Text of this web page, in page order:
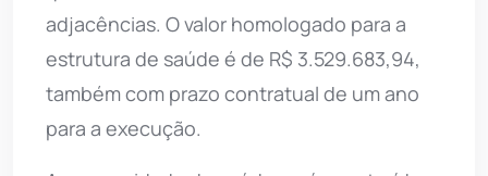
adjacências. O valor homologado para a
estrutura de saúde é de R$ 3.529.683,94,
também com prazo contratual de um ano
para a execução.